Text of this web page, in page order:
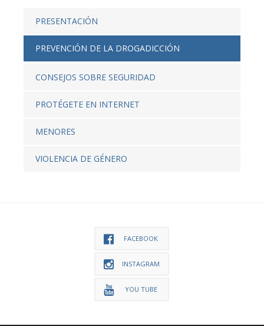
PRESENTACIÓN
PREVENCIÓN DE LA DROGADICCIÓN
CONSEJOS SOBRE SEGURIDAD
PROTÉGETE EN INTERNET
MENORES
VIOLENCIA DE GÉNERO
FACEBOOK
INSTAGRAM
YOU TUBE